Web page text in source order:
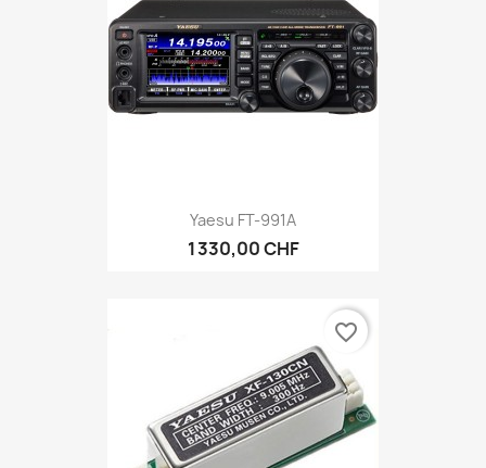
Yaesu FT-991A
1 330,00 CHF
favorite_border